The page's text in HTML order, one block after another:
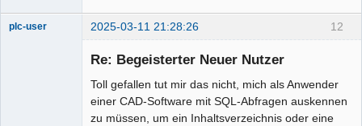
12
plc-user 2025-03-11 21:28:26
Re: Begeisterter Neuer Nutzer
Toll gefallen tut mir das nicht, mich als Anwender
einer CAD-Software mit SQL-Abfragen auskennen
zu müssen, um ein Inhaltsverzeichnis oder eine